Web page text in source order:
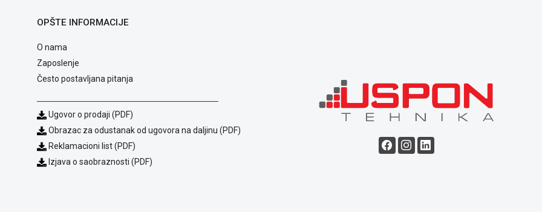
OPŠTE INFORMACIJE
O nama
Zaposlenje
Često postavljana pitanja
Ugovor o prodaji (PDF)
Obrazac za odustanak od ugovora na daljinu (PDF)
Reklamacioni list (PDF)
Izjava o saobraznosti (PDF)